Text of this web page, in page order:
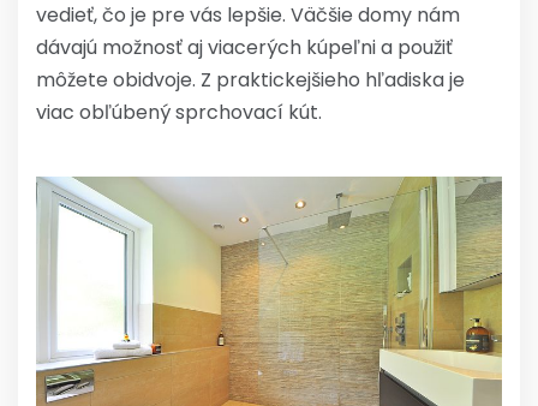
vedieť, čo je pre vás lepšie. Väčšie domy nám
dávajú možnosť aj viacerých kúpeľni a použiť
môžete obidvoje. Z praktickejšieho hľadiska je
viac obľúbený sprchovací kút.